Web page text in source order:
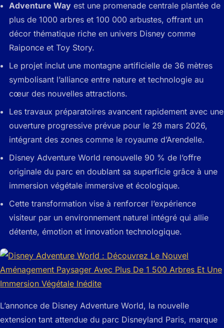
Adventure Way est une promenade centrale plantée de
plus de 1000 arbres et 100 000 arbustes, offrant un
décor thématique riche en univers Disney comme
Raiponce et Toy Story.
Le projet inclut une montagne artificielle de 36 mètres
symbolisant l’alliance entre nature et technologie au
cœur des nouvelles attractions.
Les travaux préparatoires avancent rapidement avec une
ouverture progressive prévue pour le 29 mars 2026,
intégrant des zones comme le royaume d’Arendelle.
Disney Adventure World renouvelle 90 % de l’offre
originale du parc en doublant sa superficie grâce à une
immersion végétale immersive et écologique.
Cette transformation vise à renforcer l’expérience
visiteur par un environnement naturel intégré qui allie
détente, émotion et innovation technologique.
L’annonce de Disney Adventure World, la nouvelle
extension tant attendue du parc Disneyland Paris, marque